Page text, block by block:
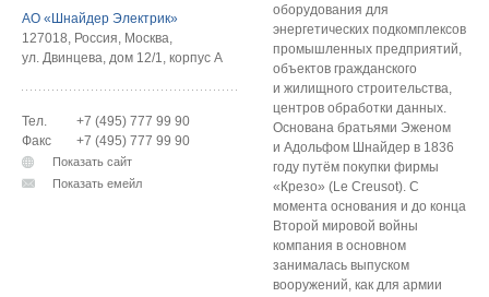
АО «Шнайдер Электрик»
127018, Россия, Москва,
ул. Двинцева, дом 12/1, корпус А
Тел.
+7 (495) 777 99 90
Факс
+7 (495) 777 99 90
Показать сайт
Показать емейл
оборудования для
энергетических подкомплексов
промышленных предприятий,
объектов гражданского
и жилищного строительства,
центров обработки данных.
Основана братьями Эженом
и Адольфом Шнайдер в 1836
году путём покупки фирмы
«Крезо» (Le Creusot). С
момента основания и до конца
Второй мировой войны
компания в основном
занималась выпуском
вооружений, как для армии